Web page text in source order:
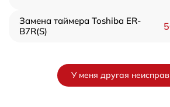
Замена таймера Toshiba ER-
B7R(S)
У меня другая